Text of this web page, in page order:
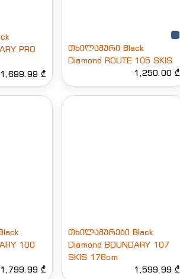
PRO
1,699.99 ₾
თხილამური Black
Diamond ROUTE 105 SKIS
1,250.00 ₾
100
1,799.99 ₾
თხილამურები Black
Diamond BOUNDARY 107
SKIS 176cm
1,599.99 ₾